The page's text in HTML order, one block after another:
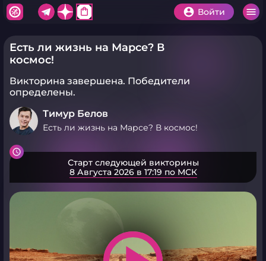
shopping_bag Войти
Есть ли жизнь на Марсе? В
космос!
Викторина завершена. Победители
определены.
Тимур Белов
Есть ли жизнь на Марсе? В космос!
Старт следующей викторины
8 Августа 2026 в 17:19 по МСК